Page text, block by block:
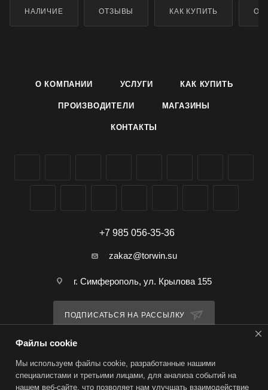
НАЛИЧИЕ ОТЗЫВЫ КАК КУПИТЬ
О КОМПАНИИ УСЛУГИ КАК КУПИТЬ
ПРОИЗВОДИТЕЛИ МАГАЗИНЫ
КОНТАКТЫ
+7 985 056-35-36
zakaz@torwin.su
г. Симферополь, ул. Крылова 155
ПОДПИСАТЬСЯ НА РАССЫЛКУ
Файлы cookie
Мы используем файлы cookie, разработанные нашими
специалистами и третьими лицами, для анализа событий на
нашем веб-сайте, что позволяет нам улучшать взаимодействие